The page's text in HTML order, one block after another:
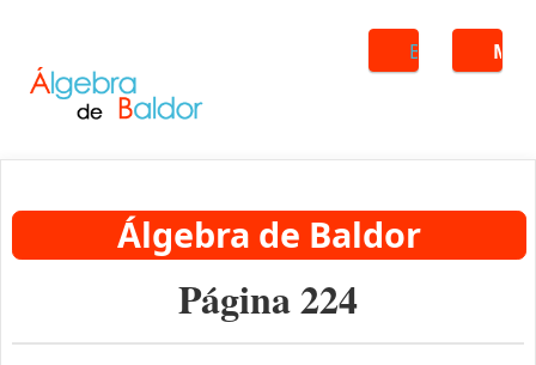
Buscar
Álgebra de Baldor
Página 224